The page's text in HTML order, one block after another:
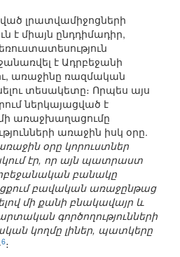
լրատվամիջոցների
է միայն ընդդիմադիր,
է Ադրբեջանի
առաջինը ռազմական
տեսակետը։ Որպես այս
ներկայացված է
առաջխաղացումը
առաջին իսկ օրը.
օրը կորուստներ
էր, որ այն պատրաստ
բանակը
բավական առաջընթաց
մի քանի բնակավայր և
գործողությունների
կողմը լիներ, պատկերը
6։